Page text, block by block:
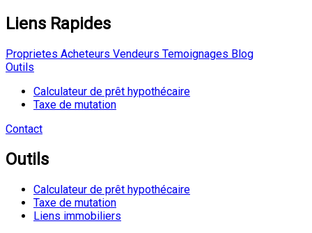
Liens Rapides
Proprietes Acheteurs Vendeurs Temoignages Blog
Outils
Calculateur de prêt hypothécaire
Taxe de mutation
Contact
Outils
Calculateur de prêt hypothécaire
Taxe de mutation
Liens immobiliers